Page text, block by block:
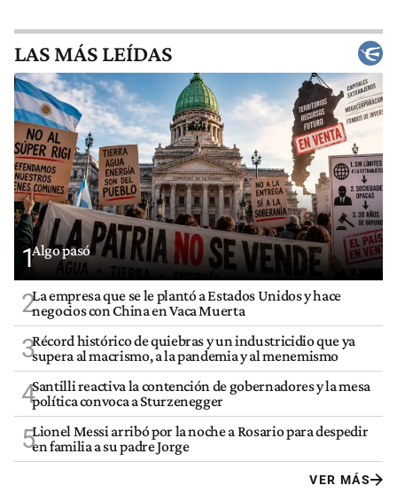
LAS MÁS LEÍDAS
1Algo pasó
2La empresa que se le plantó a Estados Unidos y hace
negocios con China en Vaca Muerta
3Récord histórico de quiebras y un industricidio que ya
supera al macrismo, a la pandemia y al menemismo
4Santilli reactiva la contención de gobernadores y la mesa
política convoca a Sturzenegger
5Lionel Messi arribó por la noche a Rosario para despedir
en familia a su padre Jorge
VER MÁS